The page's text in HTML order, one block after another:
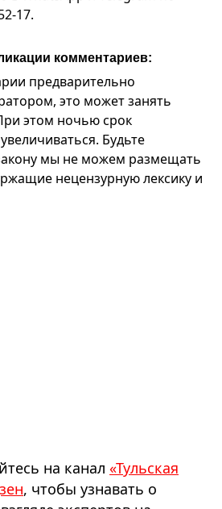
17.
комментариев:
предварительно
это может занять
этом ночью срок
Будьте
мы не можем размещать
нецензурную лексику и
на канал «Тульская
, чтобы узнавать о